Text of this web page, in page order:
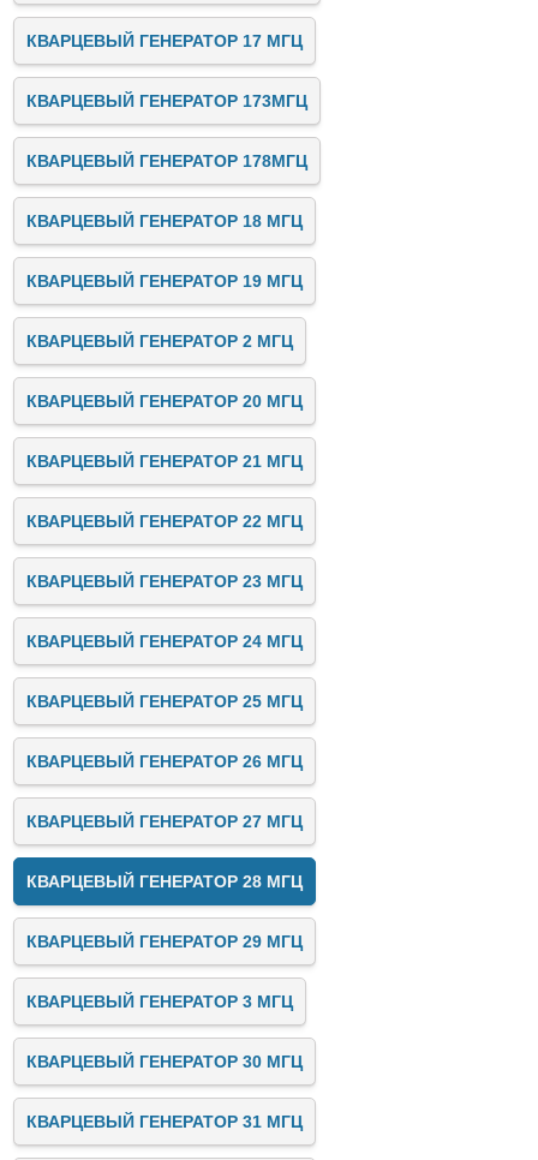
КВАРЦЕВЫЙ ГЕНЕРАТОР 17 МГЦ
КВАРЦЕВЫЙ ГЕНЕРАТОР 173МГЦ
КВАРЦЕВЫЙ ГЕНЕРАТОР 178МГЦ
КВАРЦЕВЫЙ ГЕНЕРАТОР 18 МГЦ
КВАРЦЕВЫЙ ГЕНЕРАТОР 19 МГЦ
КВАРЦЕВЫЙ ГЕНЕРАТОР 2 МГЦ
КВАРЦЕВЫЙ ГЕНЕРАТОР 20 МГЦ
КВАРЦЕВЫЙ ГЕНЕРАТОР 21 МГЦ
КВАРЦЕВЫЙ ГЕНЕРАТОР 22 МГЦ
КВАРЦЕВЫЙ ГЕНЕРАТОР 23 МГЦ
КВАРЦЕВЫЙ ГЕНЕРАТОР 24 МГЦ
КВАРЦЕВЫЙ ГЕНЕРАТОР 25 МГЦ
КВАРЦЕВЫЙ ГЕНЕРАТОР 26 МГЦ
КВАРЦЕВЫЙ ГЕНЕРАТОР 27 МГЦ
КВАРЦЕВЫЙ ГЕНЕРАТОР 28 МГЦ
КВАРЦЕВЫЙ ГЕНЕРАТОР 29 МГЦ
КВАРЦЕВЫЙ ГЕНЕРАТОР 3 МГЦ
КВАРЦЕВЫЙ ГЕНЕРАТОР 30 МГЦ
КВАРЦЕВЫЙ ГЕНЕРАТОР 31 МГЦ